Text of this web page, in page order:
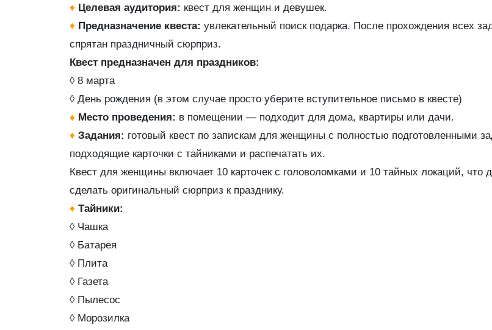
♦ Целевая аудитория: квест для женщин и девушек.
♦ Предназначение квеста: увлекательный поиск подарка. После прохождения всех
спрятан праздничный сюрприз.
Квест предназначен для праздников:
◊ 8 марта
◊ День рождения (в этом случае просто уберите вступительное письмо в квесте)
♦ Место проведения: в помещении — подходит для дома, квартиры или дачи.
♦ Задания: готовый квест по запискам для женщины с полностью подготовленными
подходящие карточки с тайниками и распечатать их.
Квест для женщины включает 10 карточек с головоломками и 10 тайных локаций, что
сделать оригинальный сюрприз к празднику.
♦ Тайники:
◊ Чашка
◊ Батарея
◊ Плита
◊ Газета
◊ Пылесос
◊ Морозилка